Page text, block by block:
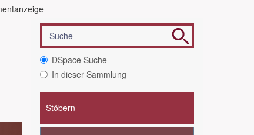
DSpace Suche
In dieser Sammlung
Stöbern